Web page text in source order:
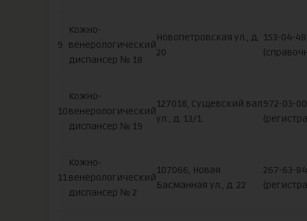
9
Кожно-
венерологический
диспансер № 18
Новопетровская ул., д.
20
153-04-48
10
Кожно-
венерологический
диспансер № 19
127018, Сущевский вал
ул., д. 13/1.
972-03-00
11
Кожно-
венерологический
диспансер № 2
107066, Новая
Басманная ул., д. 22
267-63-84